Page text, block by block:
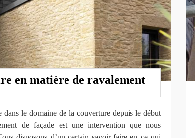
en matière de ravalement
dans le domaine de la couverture depuis le début
de façade est une intervention que nous